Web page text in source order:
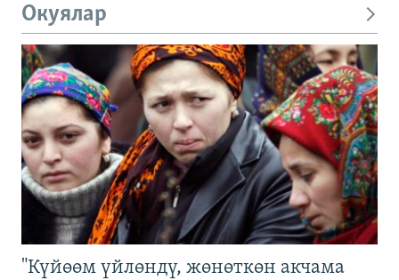
Окуялар
"Күйөөм үйлөндү, жөнөткөн акчама